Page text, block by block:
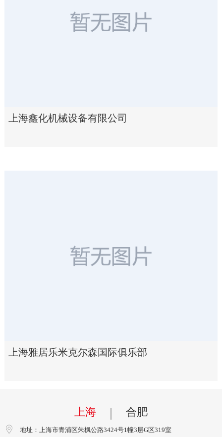
上海鑫化机械设备有限公司
上海雅居乐米克尔森国际俱乐部
上海 合肥
地址：上海市青浦区朱枫公路3424号1幢3层G区319室